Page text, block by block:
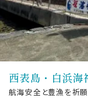
西表島・白浜海
航海安全と豊漁を祈願